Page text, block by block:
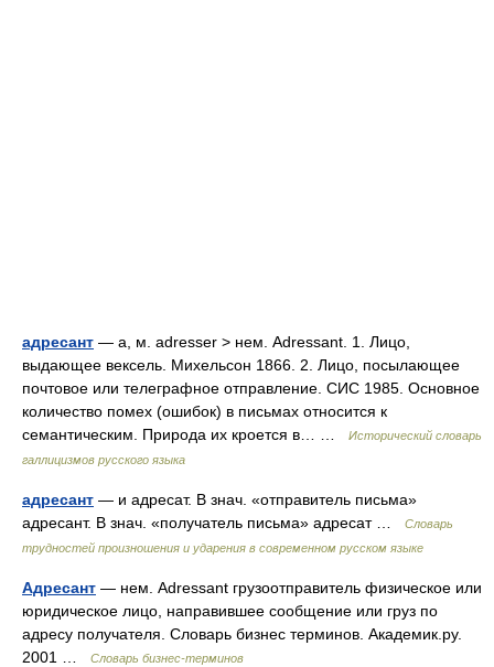
адресант — а, м. adresser > нем. Adressant. 1. Лицо,
выдающее вексель. Михельсон 1866. 2. Лицо, посылающее
почтовое или телеграфное отправление. СИС 1985. Основное
количество помех (ошибок) в письмах относится к
семантическим. Природа их кроется в… …
Исторический словарь
галлицизмов русского языка
адресант — и адресат. В знач. «отправитель письма»
адресант. В знач. «получатель письма» адресат …
Словарь
трудностей произношения и ударения в современном русском языке
Адресант — нем. Adressant грузоотправитель физическое или
юридическое лицо, направившее сообщение или груз по
адресу получателя. Словарь бизнес терминов. Академик.ру.
2001 …
Словарь бизнес-терминов